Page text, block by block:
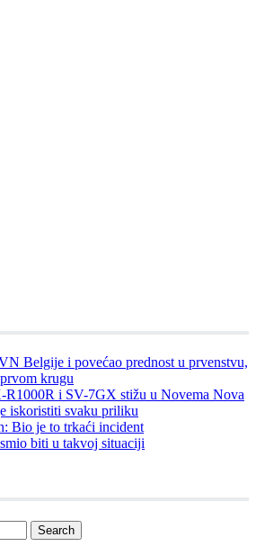
Belgije i povećao prednost u prvenstvu,
krugu
i SV-7GX stižu u Novema Nova
iskoristiti svaku priliku
Bio je to trkaći incident
biti u takvoj situaciji
Search